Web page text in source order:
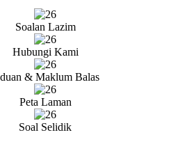
Soalan Lazim
Hubungi Kami
& Maklum Balas
Peta Laman
Soal Selidik